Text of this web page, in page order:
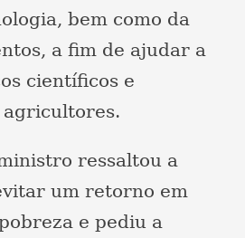
bem como da
a fim de ajudar a
científicos e
agricultores.
ressaltou a
um retorno em
e pediu a